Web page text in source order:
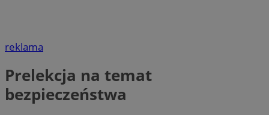
reklama
Prelekcja na temat
bezpieczeństwa